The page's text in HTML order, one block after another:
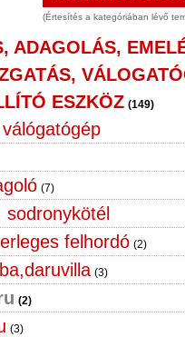
(Értesítés a kategóriában lévő
ADAGOLÁS,
ESZKÖZ (149)
(7)
sodronykötél
felhordó (2)
(3)
(2)
(3)